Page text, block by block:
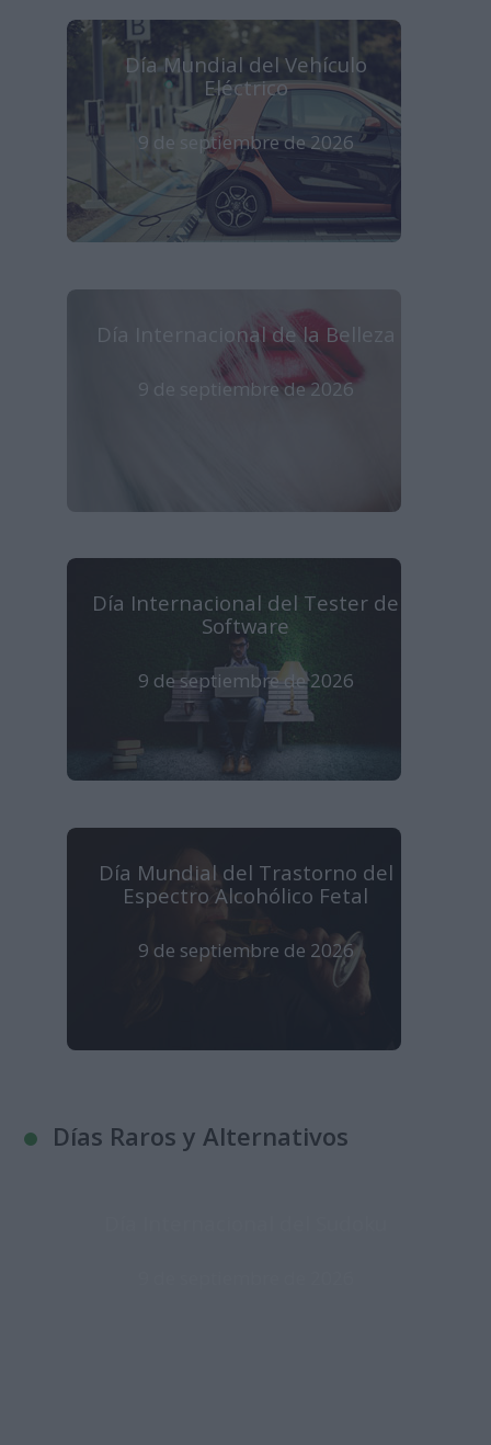
Día Mundial del Vehículo
Eléctrico
9 de septiembre de 2026
Día Internacional de la Belleza
9 de septiembre de 2026
Día Internacional del Tester de
Software
9 de septiembre de 2026
Día Mundial del Trastorno del
Espectro Alcohólico Fetal
9 de septiembre de 2026
Días Raros y Alternativos